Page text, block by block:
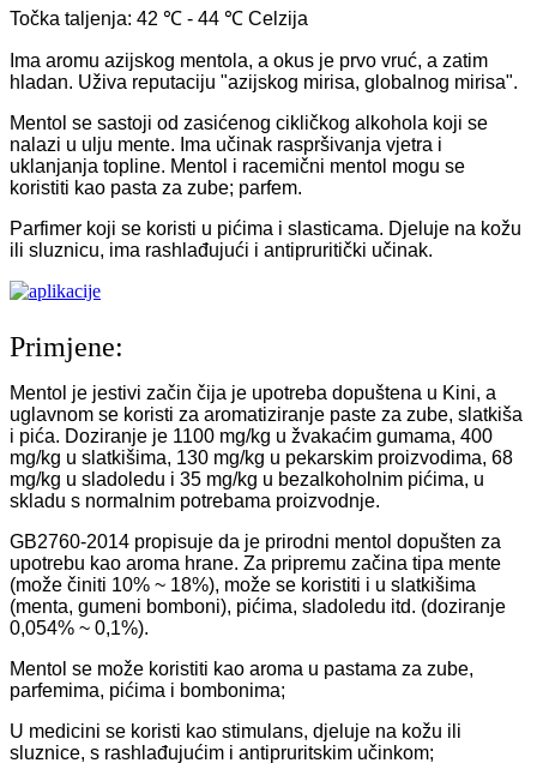
Točka taljenja: 42 ℃ - 44 ℃ Celzija
Ima aromu azijskog mentola, a okus je prvo vruć, a zatim
hladan. Uživa reputaciju "azijskog mirisa, globalnog mirisa".
Mentol se sastoji od zasićenog cikličkog alkohola koji se
nalazi u ulju mente. Ima učinak raspršivanja vjetra i
uklanjanja topline. Mentol i racemični mentol mogu se
koristiti kao pasta za zube; parfem.
Parfimer koji se koristi u pićima i slasticama. Djeluje na kožu
ili sluznicu, ima rashlađujući i antipruritički učinak.
Primjene:
Mentol je jestivi začin čija je upotreba dopuštena u Kini, a
uglavnom se koristi za aromatiziranje paste za zube, slatkiša
i pića. Doziranje je 1100 mg/kg u žvakaćim gumama, 400
mg/kg u slatkišima, 130 mg/kg u pekarskim proizvodima, 68
mg/kg u sladoledu i 35 mg/kg u bezalkoholnim pićima, u
skladu s normalnim potrebama proizvodnje.
GB2760-2014 propisuje da je prirodni mentol dopušten za
upotrebu kao aroma hrane. Za pripremu začina tipa mente
(može činiti 10% ~ 18%), može se koristiti i u slatkišima
(menta, gumeni bomboni), pićima, sladoledu itd. (doziranje
0,054% ~ 0,1%).
Mentol se može koristiti kao aroma u pastama za zube,
parfemima, pićima i bombonima;
U medicini se koristi kao stimulans, djeluje na kožu ili
sluznice, s rashlađujućim i antipruritskim učinkom;